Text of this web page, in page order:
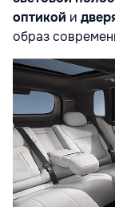
оптикой и
образ